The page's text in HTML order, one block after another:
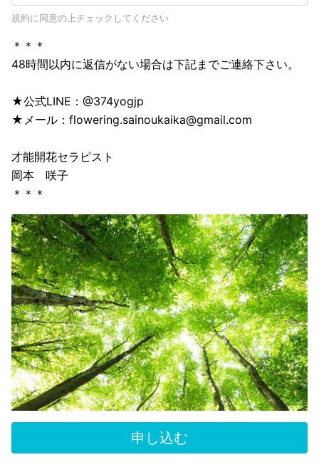
規約に同意の上チェックしてください
＊＊＊
48時間以内に返信がない場合は下記までご連絡下さい。
★公式LINE：@374yogjp
★メール：flowering.sainoukaika@gmail.com
才能開花セラピスト
岡本 咲子
＊＊＊
申し込む